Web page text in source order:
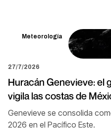
Meteorología
27/7/2026
Huracán Genevieve: el
vigila las costas de
Genevieve se consolida
2026 en el Pacífico Este.